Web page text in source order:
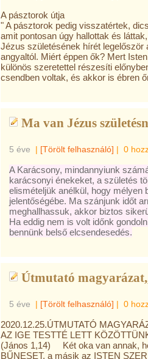
A pásztorok útja
" A pásztorok pedig visszatértek,
amit pontosan úgy hallottak és
Jézus születésének hírét legelőször
angyaltól. Miért éppen ők? Mert
különös szeretettel részesíti
csendben voltak, és akkor is ébren
Ma van Jézus
5 éve | [Törölt felhasználó] | 0
A Karácsony, mindannyiunk
karácsonyi énekeket, a születés
elismételjük anélkül, hogy mélyen
jelentőségébe. Ma szánjunk időt
meghallhassuk, akkor biztos
Ha eddig nem is volt időnk
bennünk belső elcsendesedés.
Útmutató
5 éve | [Törölt felhasználó] | 0
2020.12.25.ÚTMUTATÓ
AZ IGE TESTTÉ LETT
(János 1,14) Két oka van annak,
BŰNESET, a másik az ISTEN